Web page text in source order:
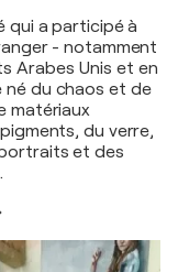
qui a participé à
- notamment
Arabes Unis et en
né du chaos et de
matériaux
du verre,
et des